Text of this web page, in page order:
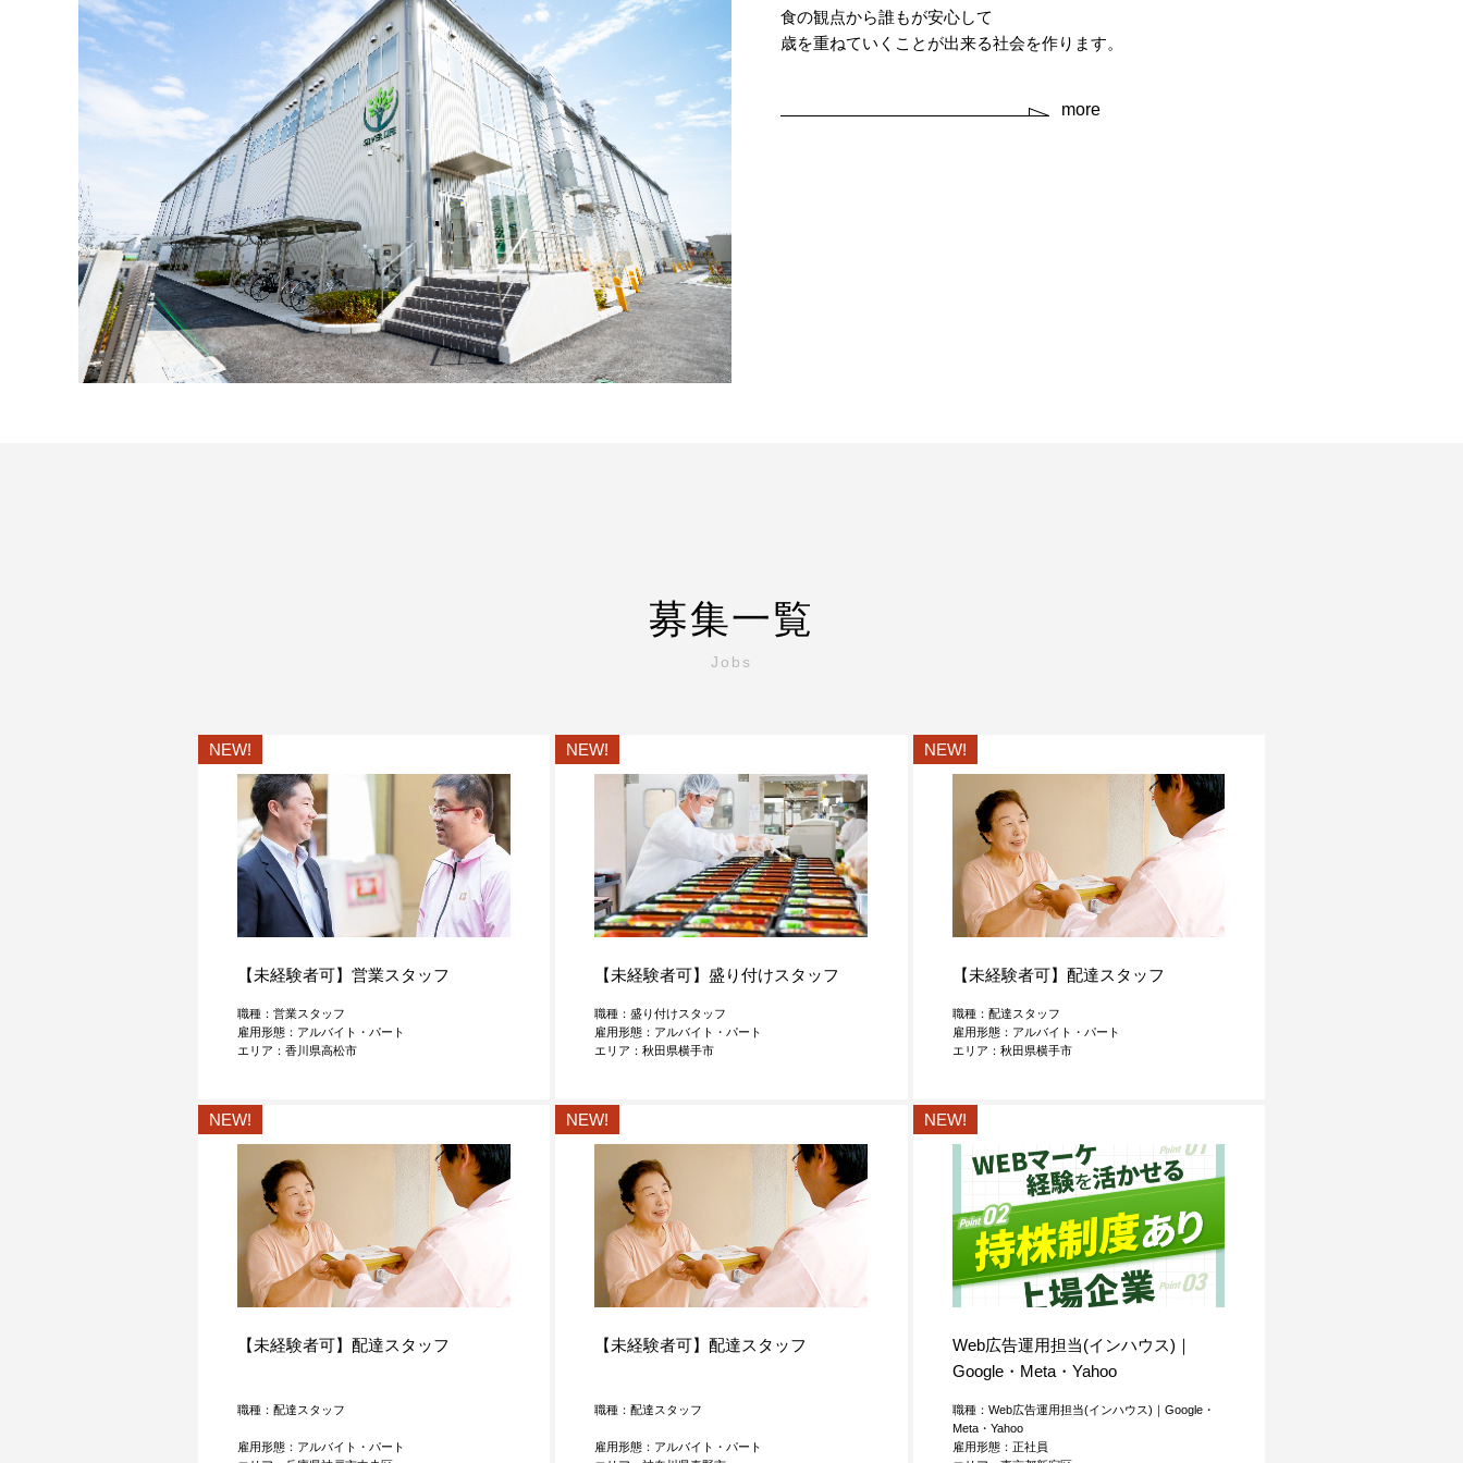
食の観点から誰もが安心して
歳を重ねていくことが出来る社会を作ります。
more
募集一覧
Jobs
NEW!
【未経験者可】営業スタッフ
職種：営業スタッフ
雇用形態：アルバイト・パート
エリア：香川県高松市
NEW!
【未経験者可】盛り付けスタッフ
職種：盛り付けスタッフ
雇用形態：アルバイト・パート
エリア：秋田県横手市
NEW!
【未経験者可】配達スタッフ
職種：配達スタッフ
雇用形態：アルバイト・パート
エリア：秋田県横手市
NEW!
【未経験者可】配達スタッフ
職種：配達スタッフ
雇用形態：アルバイト・パート
NEW!
【未経験者可】配達スタッフ
職種：配達スタッフ
雇用形態：アルバイト・パート
NEW!
Web広告運用担当(インハウス)｜
Google・Meta・Yahoo
職種：Web広告運用担当(インハウス)｜Google・
Meta・Yahoo
雇用形態：正社員